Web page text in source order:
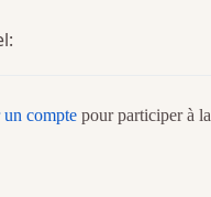
un compte pour participer à la